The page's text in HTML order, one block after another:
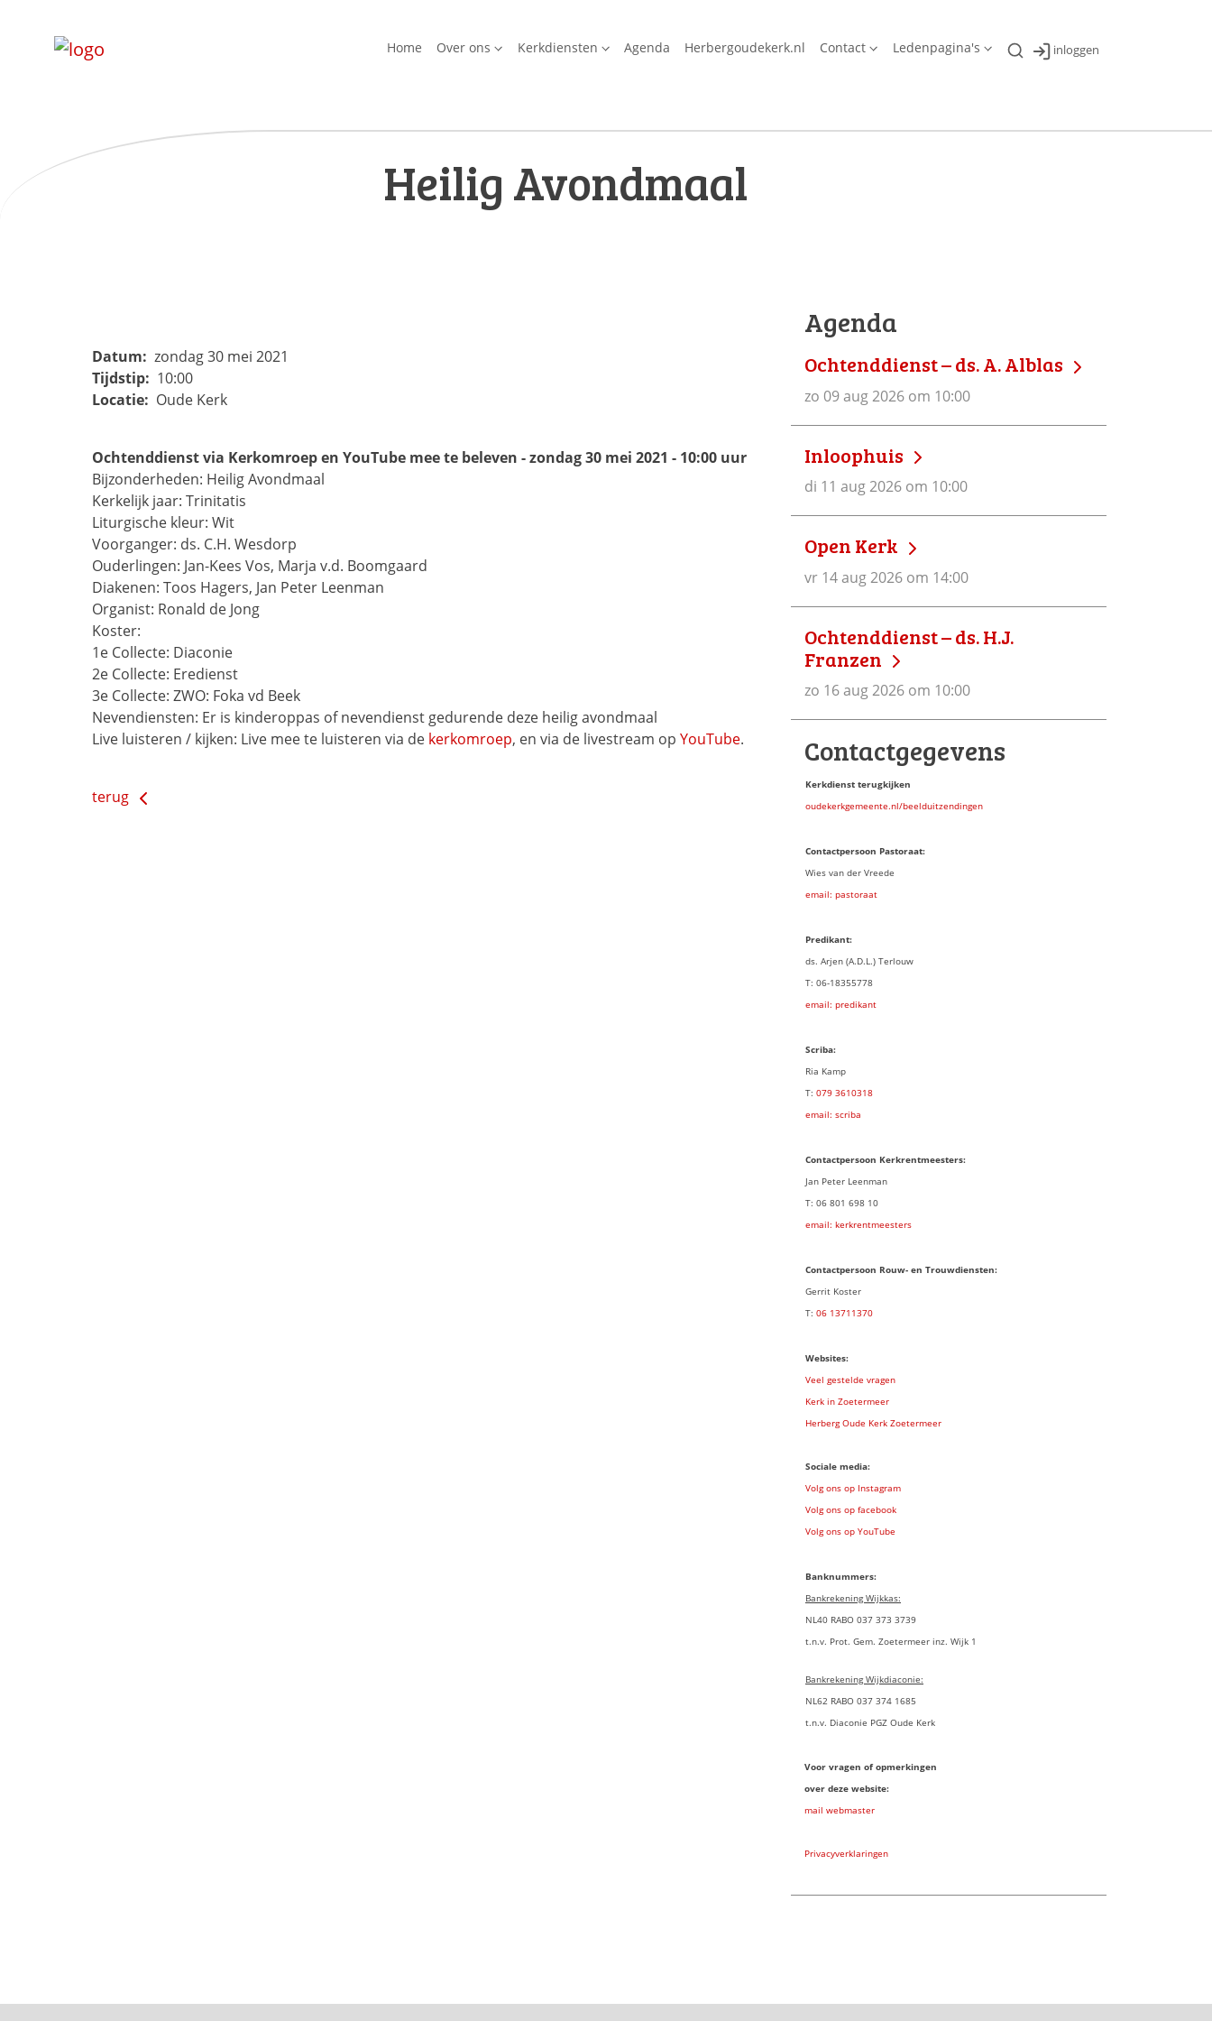
Home Over ons Kerkdiensten Agenda Herbergoudekerk.nl Contact Ledenpagina's inloggen
Heilig Avondmaal
Datum: zondag 30 mei 2021
Tijdstip: 10:00
Locatie: Oude Kerk
Ochtenddienst via Kerkomroep en YouTube mee te beleven - zondag 30 mei 2021 - 10:00 uur
Bijzonderheden: Heilig Avondmaal
Kerkelijk jaar: Trinitatis
Liturgische kleur: Wit
Voorganger: ds. C.H. Wesdorp
Ouderlingen: Jan-Kees Vos, Marja v.d. Boomgaard
Diakenen: Toos Hagers, Jan Peter Leenman
Organist: Ronald de Jong
Koster:
1e Collecte: Diaconie
2e Collecte: Eredienst
3e Collecte: ZWO: Foka vd Beek
Nevendiensten: Er is kinderoppas of nevendienst gedurende deze heilig avondmaal
Live luisteren / kijken: Live mee te luisteren via de kerkomroep, en via de livestream op YouTube.
terug
Agenda
Ochtenddienst – ds. A. Alblas
zo 09 aug 2026 om 10:00
Inloophuis
di 11 aug 2026 om 10:00
Open Kerk
vr 14 aug 2026 om 14:00
Ochtenddienst – ds. H.J.
Franzen
zo 16 aug 2026 om 10:00
Contactgegevens
Kerkdienst terugkijken
oudekerkgemeente.nl/beelduitzendingen
Contactpersoon Pastoraat:
Wies van der Vreede
email: pastoraat
Predikant:
ds. Arjen (A.D.L.) Terlouw
T: 06-18355778
email: predikant
Scriba:
Ria Kamp
T: 079 3610318
email: scriba
Contactpersoon Kerkrentmeesters:
Jan Peter Leenman
T: 06 801 698 10
email: kerkrentmeesters
Contactpersoon Rouw- en Trouwdiensten:
Gerrit Koster
T: 06 13711370
Websites:
Veel gestelde vragen
Kerk in Zoetermeer
Herberg Oude Kerk Zoetermeer
Sociale media:
Volg ons op Instagram
Volg ons op facebook
Volg ons op YouTube
Banknummers:
Bankrekening Wijkkas:
NL40 RABO 037 373 3739
t.n.v. Prot. Gem. Zoetermeer inz. Wijk 1
Bankrekening Wijkdiaconie:
NL62 RABO 037 374 1685
t.n.v. Diaconie PGZ Oude Kerk
Voor vragen of opmerkingen
over deze website:
mail webmaster
Privacyverklaringen